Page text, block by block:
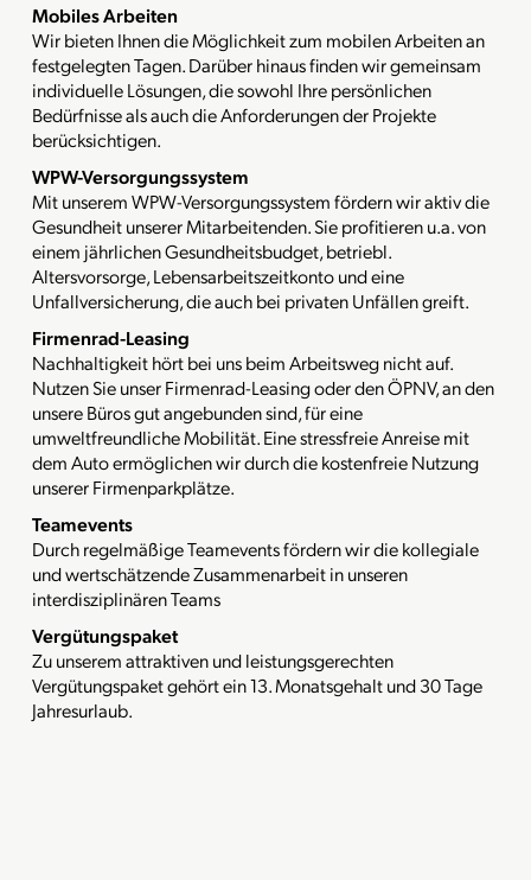
Mobiles Arbeiten
Wir bieten Ihnen die Möglichkeit zum mobilen Arbeiten an
festgelegten Tagen. Darüber hinaus finden wir gemeinsam
individuelle Lösungen, die sowohl Ihre persönlichen
Bedürfnisse als auch die Anforderungen der Projekte
berücksichtigen.
WPW-Versorgungssystem
Mit unserem WPW-Versorgungssystem fördern wir aktiv die
Gesundheit unserer Mitarbeitenden. Sie profitieren u.a. von
einem jährlichen Gesundheitsbudget, betriebl.
Altersvorsorge, Lebensarbeitszeitkonto und eine
Unfallversicherung, die auch bei privaten Unfällen greift.
Firmenrad-Leasing
Nachhaltigkeit hört bei uns beim Arbeitsweg nicht auf.
Nutzen Sie unser Firmenrad-Leasing oder den ÖPNV, an den
unsere Büros gut angebunden sind, für eine
umweltfreundliche Mobilität. Eine stressfreie Anreise mit
dem Auto ermöglichen wir durch die kostenfreie Nutzung
unserer Firmenparkplätze.
Teamevents
Durch regelmäßige Teamevents fördern wir die kollegiale
und wertschätzende Zusammenarbeit in unseren
interdisziplinären Teams
Vergütungspaket
Zu unserem attraktiven und leistungsgerechten
Vergütungspaket gehört ein 13. Monatsgehalt und 30 Tage
Jahresurlaub.